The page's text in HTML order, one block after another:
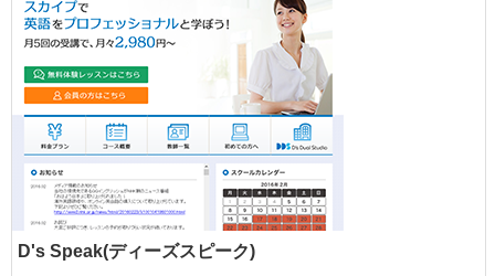
D's Speak(ディーズスピーク)